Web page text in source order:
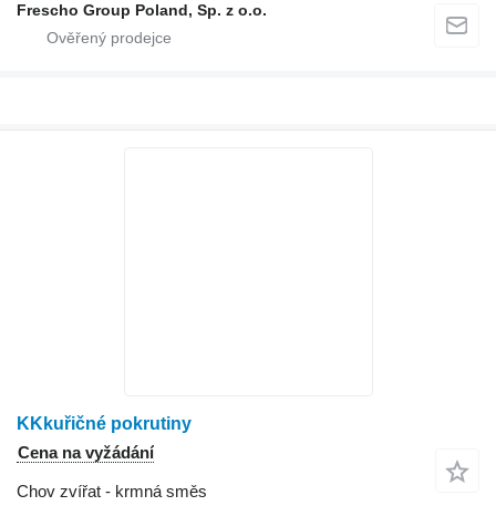
Frescho Group Poland, Sp. z o.o.
KKkuřičné pokrutiny
Cena na vyžádání
Chov zvířat - krmná směs